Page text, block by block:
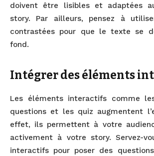
doivent être lisibles et adaptées
story. Par ailleurs, pensez à
contrastées pour que le texte se
fond.
Intégrer des éléments
Les éléments interactifs comme
questions et les quiz augmentent
effet, ils permettent à votre
activement à votre story. Servez-
interactifs pour poser des